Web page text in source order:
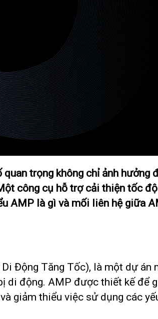
trọng không chỉ ảnh hưởng
công cụ hỗ trợ cải thiện tốc
AMP là gì và mối liên hệ giữa
Động Tăng Tốc), là một dự án
động. AMP được thiết kế để
giảm thiểu việc sử dụng các